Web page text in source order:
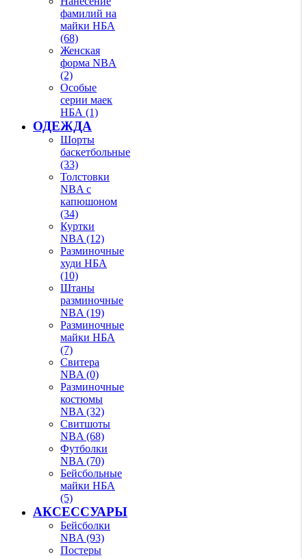
фамилий на
майки НБА
(68)
Женская
форма NBA
(2)
Особые
серии маек
НБА (1)
ОДЕЖДА
Шорты
баскетбольные
(33)
Толстовки
NBA с
капюшоном
(34)
Куртки
NBA (12)
Разминочные
худи НБА
(10)
Штаны
разминочные
NBA (19)
Разминочные
майки НБА
(7)
Свитера
NBA (0)
Разминочные
костюмы
NBA (32)
Свитшоты
NBA (68)
Футболки
NBA (70)
Бейсбольные
майки НБА
(5)
АКСЕССУАРЫ
Бейсболки
NBA (93)
Постеры